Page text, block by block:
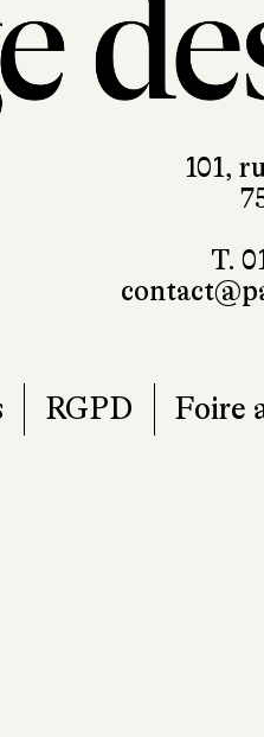
101,
T.
RGPD Foire